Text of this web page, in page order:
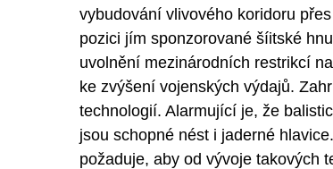
vybudování vlivového koridoru
pozici jím sponzorované šíitské
uvolnění mezinárodních restrikcí
ke zvýšení vojenských výdajů.
technologií. Alarmující je, že
jsou schopné nést i jaderné
požaduje, aby od vývoje takových